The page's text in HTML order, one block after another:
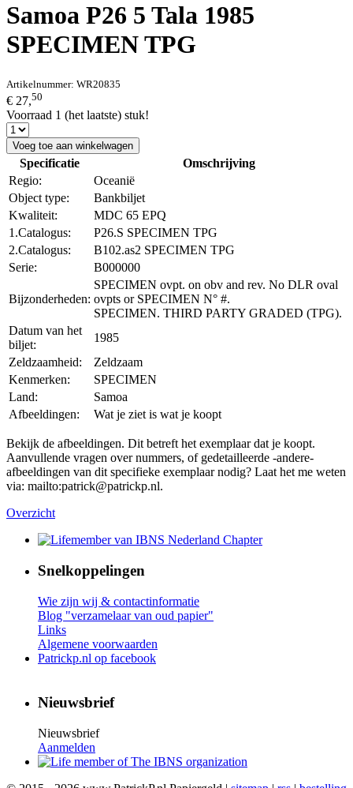
Samoa P26 5 Tala 1985
SPECIMEN TPG
Artikelnummer: WR20835
€ 27,50
Voorraad 1 (het laatste) stuk!
Voeg toe aan winkelwagen
Specificatie
Omschrijving
Regio:
Oceanië
Object type:
Bankbiljet
Kwaliteit:
MDC 65 EPQ
1.Catalogus:
P26.S SPECIMEN TPG
2.Catalogus:
B102.as2 SPECIMEN TPG
Serie:
B000000
Bijzonderheden:
SPECIMEN ovpt. on obv and rev. No DLR oval
ovpts or SPECIMEN N° #.
SPECIMEN. THIRD PARTY GRADED (TPG).
Datum van het
biljet:
1985
Zeldzaamheid:
Zeldzaam
Kenmerken:
SPECIMEN
Land:
Samoa
Afbeeldingen:
Wat je ziet is wat je koopt
Bekijk de afbeeldingen. Dit betreft het exemplaar dat je koopt.
Aanvullende vragen over nummers, of gedetailleerde -andere-
afbeeldingen van dit specifieke exemplaar nodig? Laat het me weten
via: mailto:patrick@patrickp.nl.
Overzicht
Snelkoppelingen
Wie zijn wij & contactinformatie
Blog "verzamelaar van oud papier"
Links
Algemene voorwaarden
Patrickp.nl op facebook
Nieuwsbrief
Nieuwsbrief
Aanmelden